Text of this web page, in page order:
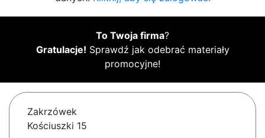
To Twoja firma?
Gratulacje! Sprawdź jak odebrać materiały
promocyjne!
Zakrzówek
Kościuszki 15